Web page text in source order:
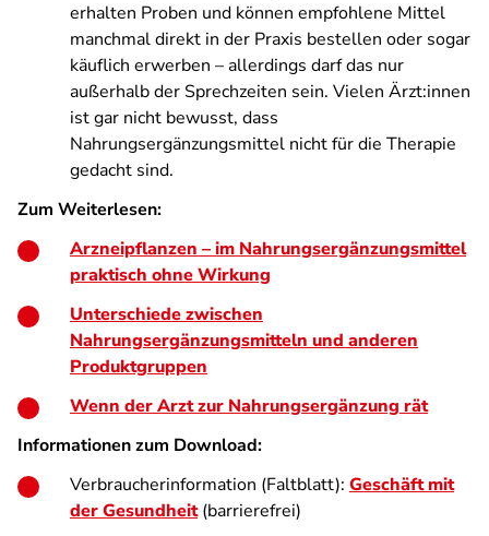
erhalten Proben und können empfohlene Mittel
manchmal direkt in der Praxis bestellen oder sogar
käuflich erwerben – allerdings darf das nur
außerhalb der Sprechzeiten sein. Vielen Ärzt:innen
ist gar nicht bewusst, dass
Nahrungsergänzungsmittel nicht für die Therapie
gedacht sind.
Zum Weiterlesen:
Arzneipflanzen – im Nahrungsergänzungsmittel
praktisch ohne Wirkung
Unterschiede zwischen
Nahrungsergänzungsmitteln und anderen
Produktgruppen
Wenn der Arzt zur Nahrungsergänzung rät
Informationen zum Download:
Verbraucherinformation (Faltblatt): Geschäft mit
der Gesundheit(barrierefrei)